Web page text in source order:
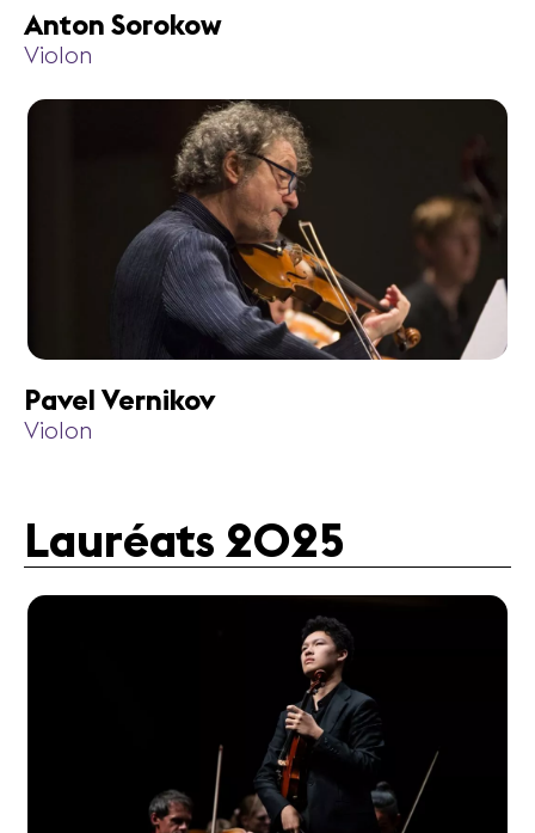
Anton Sorokow
Violon
Pavel Vernikov
Violon
Lauréats 2025